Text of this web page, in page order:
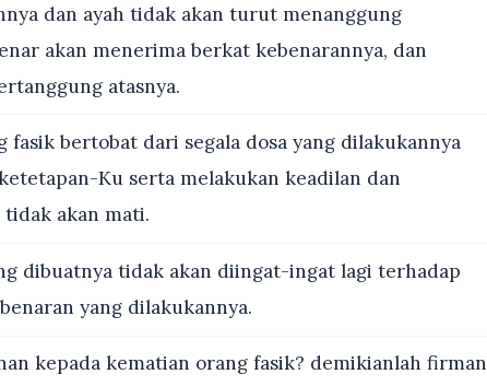
dan ayah tidak akan turut menanggung
akan menerima berkat kebenarannya, dan
atasnya.
fasik bertobat dari segala dosa yang dilakukannya
Ku serta melakukan keadilan dan
akan mati.
dibuatnya tidak akan diingat-ingat lagi terhadap
yang dilakukannya.
kepada kematian orang fasik? demikianlah firman